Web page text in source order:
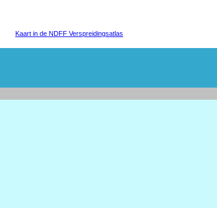
Kaart in de NDFF Verspreidingsatlas